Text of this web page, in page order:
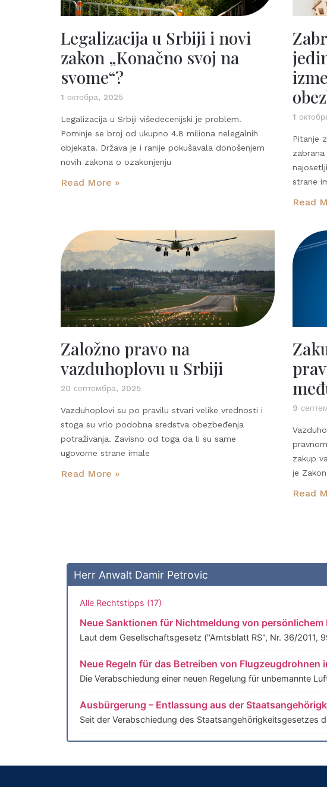
Legalizacija u Srbiji i novi
zakon „Konačno svoj na
svome“?
1 октобра, 2025
Legalizacija u Srbiji višedecenijski je problem.
Pominje se broj od ukupno 4.8 miliona nelegalnih
objekata. Država je i ranije pokušavala donošenjem
novih zakona o ozakonjenju
Read More »
1
Pitanje
strane
Read
Založno pravo na
vazduhoplovu u Srbiji
20 септембра, 2025
Vazduhoplovi su po pravilu stvari velike vrednosti i
stoga su vrlo podobna sredstva obezbeđenja
potraživanja. Zavisno od toga da li su same
ugovorne strane imale
Read More »
9
zakup
je
Read
Herr Anwalt Damir Petrovic
Alle Rechtstipps (17)
Neue Sanktionen für Nichtmeldung von
Laut dem Gesellschaftsgesetz ("Amtsblatt RS", Nr. 36/
Neue Regeln für das Betreiben von Flugzeugdrohnen
Die Verabschiedung einer neuen Regelung für unbemannte
Ausbürgerung – Entlassung aus der
Seit der Verabschiedung des Staatsangehörigkeitsgesetzes